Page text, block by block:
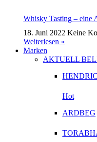
Whisky Tasting – eine
18. Juni 2022 Keine
Weiterlesen »
Marken
AKTUELL
Hot
ARDBEG